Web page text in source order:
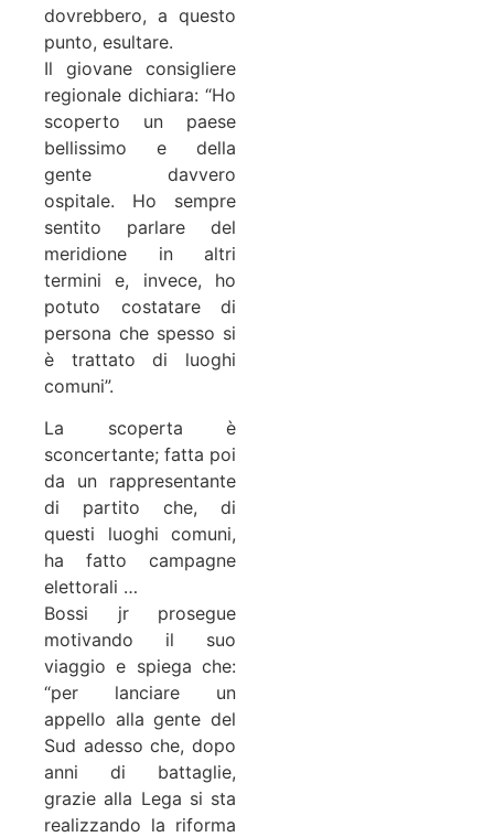
dovrebbero, a questo
punto, esultare.
Il giovane consigliere
regionale dichiara: “Ho
scoperto un paese
bellissimo e della
gente davvero
ospitale. Ho sempre
sentito parlare del
meridione in altri
termini e, invece, ho
potuto costatare di
persona che spesso si
è trattato di luoghi
comuni”.
La scoperta è
sconcertante; fatta poi
da un rappresentante
di partito che, di
questi luoghi comuni,
ha fatto campagne
elettorali …
Bossi jr prosegue
motivando il suo
viaggio e spiega che:
“per lanciare un
appello alla gente del
Sud adesso che, dopo
anni di battaglie,
grazie alla Lega si sta
realizzando la riforma